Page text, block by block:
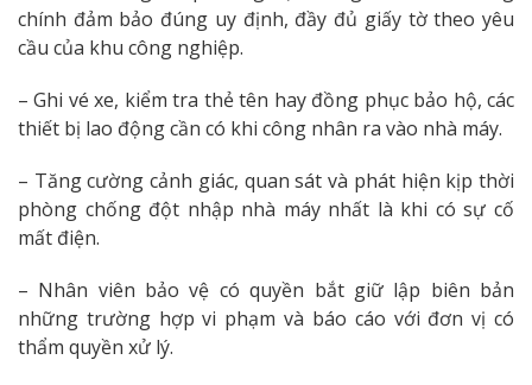
chính đảm bảo đúng uy định, đầy đủ giấy tờ theo yêu
cầu của khu công nghiệp.
– Ghi vé xe, kiểm tra thẻ tên hay đồng phục bảo hộ, các
thiết bị lao động cần có khi công nhân ra vào nhà máy.
– Tăng cường cảnh giác, quan sát và phát hiện kịp thời
phòng chống đột nhập nhà máy nhất là khi có sự cố
mất điện.
– Nhân viên bảo vệ có quyền bắt giữ lập biên bản
những trường hợp vi phạm và báo cáo với đơn vị có
thẩm quyền xử lý.